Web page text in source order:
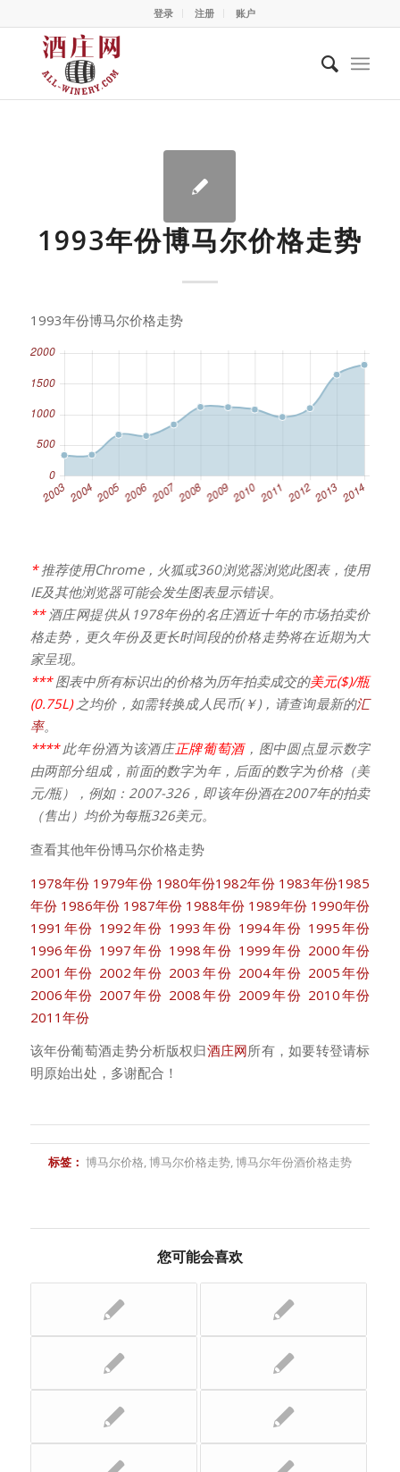
登录 注册 账户
1993年份博马尔价格走势
1993年份博马尔价格走势
*推荐使用Chrome，火狐或360浏览器浏览此图表，使用
IE及其他浏览器可能会发生图表显示错误。
** 酒庄网提供从1978年份的名庄酒近十年的市场拍卖价
格走势，更久年份及更长时间段的价格走势将在近期为大
家呈现。
***图表中所有标识出的价格为历年拍卖成交的美元($)/瓶
(0.75L)之均价，如需转换成人民币(￥)，请查询最新的汇
率。
****此年份酒为该酒庄正牌葡萄酒，图中圆点显示数字
由两部分组成，前面的数字为年，后面的数字为价格（美
元/瓶），例如：2007-326，即该年份酒在2007年的拍卖
（售出）均价为每瓶326美元。
查看其他年份博马尔价格走势
1978年份 1979年份 1980年份1982年份 1983年份1985
年份 1986年份 1987年份 1988年份 1989年份 1990年份
1991年份 1992年份 1993年份 1994年份 1995年份
1996年份 1997年份 1998年份 1999年份 2000年份
2001年份 2002年份 2003年份 2004年份 2005年份
2006年份 2007年份 2008年份 2009年份 2010年份
2011年份
该年份葡萄酒走势分析版权归酒庄网所有，如要转登请标
明原始出处，多谢配合！
标签： 博马尔价格,博马尔价格走势,博马尔年份酒价格走势
您可能会喜欢